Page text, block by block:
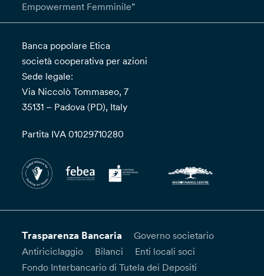
Empowerment Femminile”
Banca popolare Etica
società cooperativa per azioni
Sede legale:
Via Niccolò Tommaseo, 7
35131 – Padova (PD), Italy
Partita IVA 01029710280
Trasparenza Bancaria
Governo societario
Antiriciclaggio
Bilanci
Enti locali soci
Fondo Interbancario di Tutela dei Depositi